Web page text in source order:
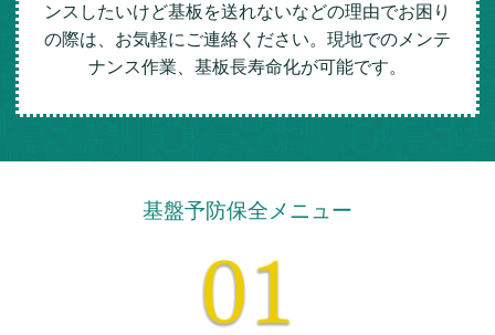
ンスしたいけど基板を送れないなどの理由でお困り
の際は、お気軽にご連絡ください。現地でのメンテ
ナンス作業、基板長寿命化が可能です。
基盤予防保全メニュー